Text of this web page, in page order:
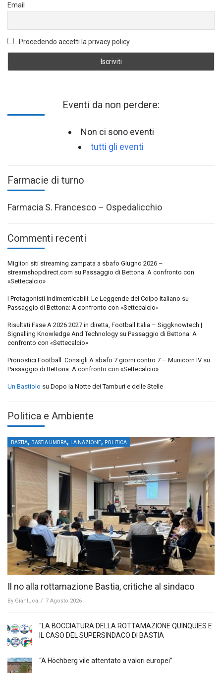
Email
Procedendo accetti la privacy policy
Eventi da non perdere:
Non ci sono eventi
tutti gli eventi
Farmacie di turno
Farmacia S. Francesco – Ospedalicchio
Commenti recenti
Migliori siti streaming zampata a sbafo Giugno 2026 –
streamshopdirect.com su Passaggio di Bettona: A confronto con
«Settecalcio»
I Protagonisti Indimenticabili: Le Leggende del Colpo Italiano su
Passaggio di Bettona: A confronto con «Settecalcio»
Risultati Fase A 2026 2027 in diretta, Football Italia – Siggknowtech |
Signalling Knowledge And Technology su Passaggio di Bettona: A
confronto con «Settecalcio»
Pronostici Football: Consigli A sbafo 7 giorni contro 7 – Municorn IV su
Passaggio di Bettona: A confronto con «Settecalcio»
Un Bastiolo su Dopo la Notte dei Tamburi e delle Stelle
Politica e Ambiente
BASTIA, BASTIA UMBRA, LA NAZIONE, POLITICA
Il no alla rottamazione Bastia, critiche al sindaco
By Gianluca / 7 Agosto 2026
“LA BOCCIATURA DELLA ROTTAMAZIONE QUINQUIES E
IL CASO DEL SUPERSINDACO DI BASTIA
“A Höchberg vile attentato a valori europei”